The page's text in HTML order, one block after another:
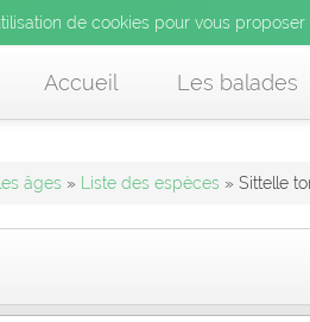
de cookies pour vous
Accueil Les balades
de cookies pour vous
de cookies pour vous
âges » Liste des espèces » Sittelle